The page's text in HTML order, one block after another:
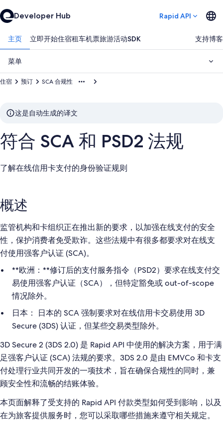
Developer Hub Rapid API
主页 立即开始住宿租车机票旅游活动SDK 支持博客
菜单
SCA 合规性
预订
住宿
这是自动生成的译文
符合 SCA 和 PSD2 法规
了解在线信用卡支付的身份验证规则
概述
监管机构和卡组织正在推出新的要求，以加强在线支付的安全
性，保护消费者免受欺诈。这些法规中有很多都要求对在线支
付使用强客户认证 (SCA)。
**欧洲：**修订后的支付服务指令（PSD2）要求在线支付交
易使用强客户认证（SCA），但特定豁免或 out-of-scope
情况除外。
日本：
日本的 SCA 强制要求对在线信用卡交易使用 3D
Secure (3DS) 认证，但某些交易类型除外。
3D Secure 2 (3DS 2.0) 是 Rapid API 中使用的解决方案，用于满
足强客户认证 (SCA) 法规的要求。3DS 2.0 是由 EMVCo 和卡支
付处理行业共同开发的一项技术，旨在确保合规性的同时，兼
顾安全性和流畅的结账体验。
本页面解释了受支持的 Rapid API 付款类型如何受到影响，以及
在为旅客提供服务时，您可以采取哪些措施来遵守相关规定。